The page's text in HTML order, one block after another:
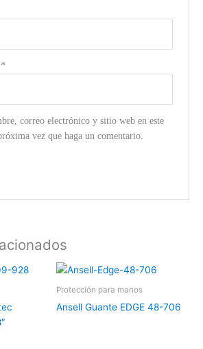
*
correo electrónico y sitio web en este
vez que haga un comentario.
Protección para manos
Ansell Guante EDGE 48-706